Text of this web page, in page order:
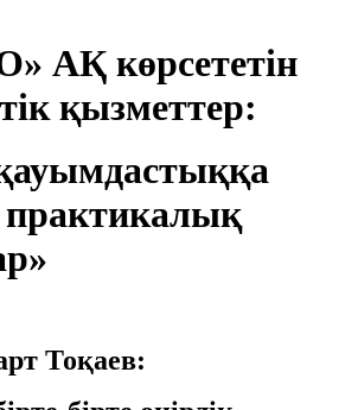
АҚ көрсететін
қызметтер:
практикалық
Тоқаев: